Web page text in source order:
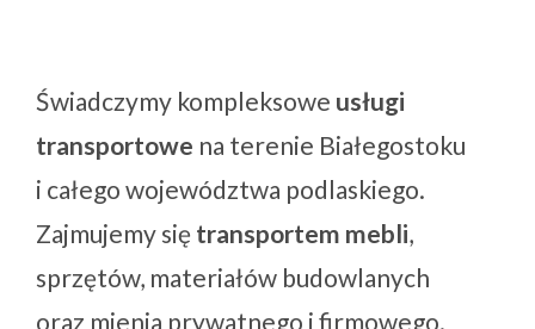
Świadczymy kompleksowe usługi
transportowe na terenie Białegostoku
i całego województwa podlaskiego.
Zajmujemy się transportem mebli,
sprzętów, materiałów budowlanych
oraz mienia prywatnego i firmowego.